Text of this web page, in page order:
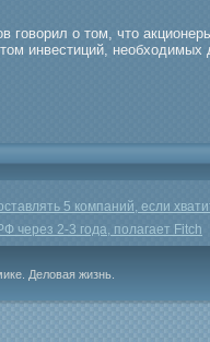
о том, что
инвестиций, необходимых
5 компаний, если
через 2-3 года, полагает Fitch
Деловая жизнь.